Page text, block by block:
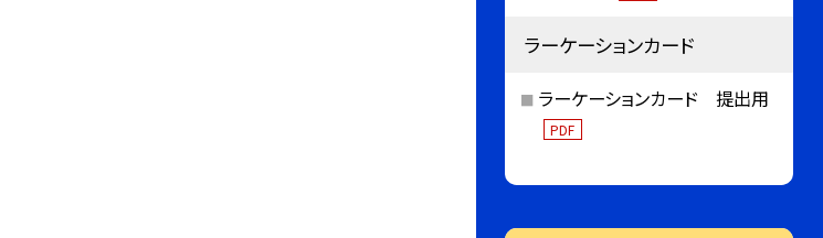
ラーケーションカード
ラーケーションカード 提出用
PDF